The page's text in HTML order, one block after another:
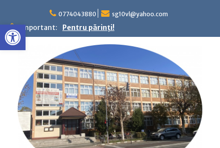
Deschide bara de unelte
content
0774043880 sg10vl@yahoo.com
Important: Pentru părinţi!